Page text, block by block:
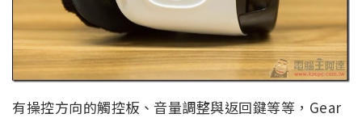
有操控方向的觸控板、音量調整與返回鍵等等，Gear